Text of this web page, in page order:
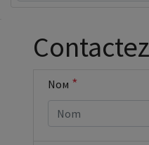
Nom *
case si vous
êtes un
humain en
(obligatoire)